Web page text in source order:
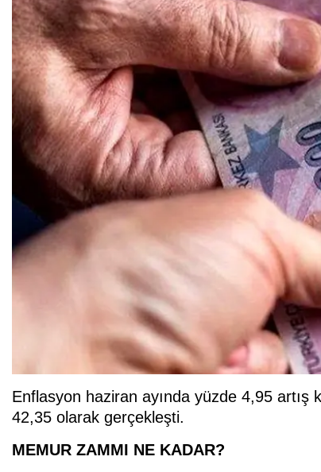
Enflasyon haziran ayında yüzde 4,95
42,35 olarak gerçekleşti.
MEMUR ZAMMI NE KADAR?